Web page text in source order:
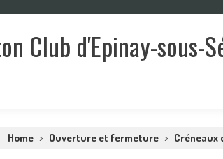
Club d'Epinay-sous-
Home > Ouverture et fermeture > Créneaux